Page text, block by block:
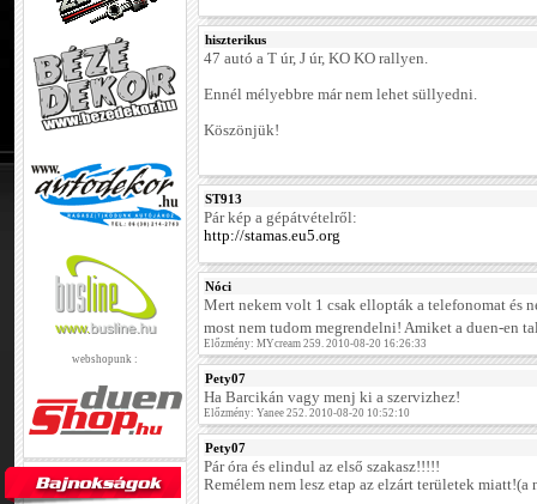
webshopunk :
hiszterikus
47 autó a T úr, J úr, KO KO rallyen.
Ennél mélyebbre már nem lehet süllyedni.
Köszönjük!
ST913
Pár kép a gépátvételről:
http://stamas.eu5.org
Nóci
Mert nekem volt 1 csak ellopták a telefonomat és
most nem tudom megrendelni! Amiket a duen-en
Előzmény: MYcream 259. 2010-08-20 16:26:33
Pety07
Ha Barcikán vagy menj ki a szervizhez!
Előzmény: Yanee 252. 2010-08-20 10:52:10
Pety07
Pár óra és elindul az első szakasz!!!!!
Remélem nem lesz etap az elzárt területek